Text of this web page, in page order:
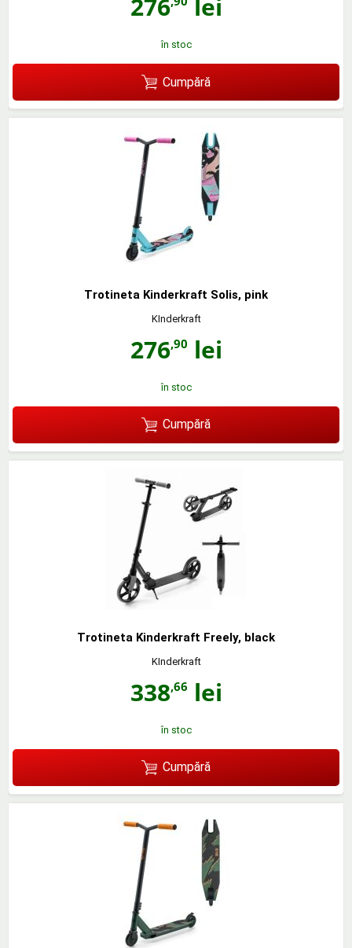
276 lei
în stoc
Cumpără
Trotineta Kinderkraft Solis, pink
KInderkraft
276,90 lei
în stoc
Cumpără
Trotineta Kinderkraft Freely, black
KInderkraft
338,66 lei
în stoc
Cumpără